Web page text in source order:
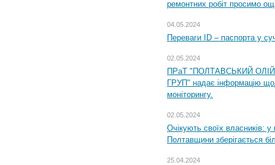
ремонтних робіт просимо
04.05.2024
Переваги ID – паспорта у
02.05.2024
ПРаТ "ПОЛТАВСЬКИЙ
ГРУП" надає інформацію
моніторингу.
02.05.2024
Очікують своїх власників: у
Полтавщини зберігається
25.04.2024